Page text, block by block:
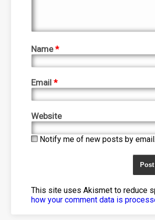
Name*
Email*
Website
Notify me of new posts by email.
This site uses Akismet to reduce
how your comment data is